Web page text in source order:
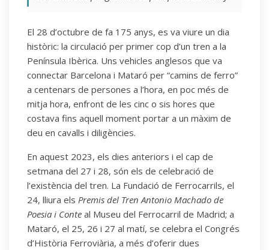
El 28 d’octubre de fa 175 anys, es va viure un dia
històric: la circulació per primer cop d’un tren a la
Península Ibèrica. Uns vehicles anglesos que va
connectar Barcelona i Mataró per “camins de ferro”
a centenars de persones a l’hora, en poc més de
mitja hora, enfront de les cinc o sis hores que
costava fins aquell moment portar a un màxim de
deu en cavalls i diligències.
En aquest 2023, els dies anteriors i el cap de
setmana del 27 i 28, són els de celebració de
l’existència del tren. La Fundació de Ferrocarrils, el
24, lliura els Premis del Tren Antonio Machado de
Poesia i Conte al Museu del Ferrocarril de Madrid; a
Mataró, el 25, 26 i 27 al matí, se celebra el Congrés
d’Història Ferroviària, a més d’oferir dues